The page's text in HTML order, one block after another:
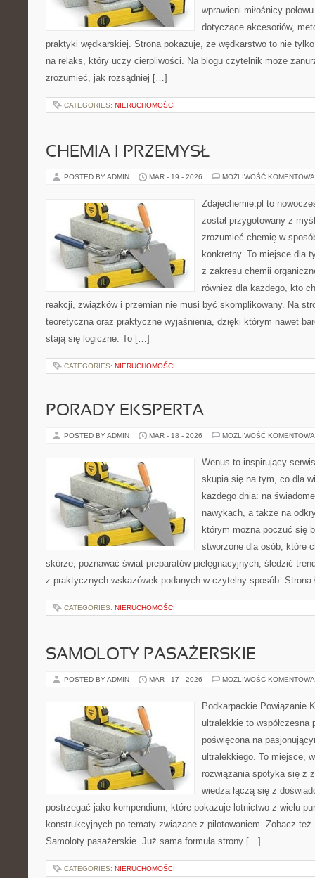
wprawieni miłośnicy
dotyczące akcesoriów,
praktyki wędkarskiej. Strona pokazuje, że wędkarstwo to nie
na relaks, który uczy cierpliwości. Na blogu czytelnik może
zrozumieć, jak rozsądniej […]
CATEGORIES: NIERUCHOMOŚCI
CHEMIA I PRZEMYSŁ
POSTED BY ADMIN MAR - 19 - 2026 MOŻLIWOŚĆ
Zdajechemie.pl to
został przygotowany z
zrozumieć chemię w
konkretny. To miejsce dla
z zakresu chemii
również dla każdego, kto
reakcji, związków i przemian nie musi być skomplikowany. Na
teoretyczna oraz praktyczne wyjaśnienia, dzięki którym nawet
stają się logiczne. To […]
CATEGORIES: NIERUCHOMOŚCI
PORADY EKSPERTA
POSTED BY ADMIN MAR - 18 - 2026 MOŻLIWOŚĆ
Wenus to inspirujący
skupia się na tym, co dla
każdego dnia: na
nawykach, a także na
którym można poczuć się
stworzone dla osób, które
skórze, poznawać świat preparatów pielęgnacyjnych, śledzić
z praktycznych wskazówek podanych w czytelny sposób.
CATEGORIES: NIERUCHOMOŚCI
SAMOLOTY PASAŻERSKIE
POSTED BY ADMIN MAR - 17 - 2026 MOŻLIWOŚĆ
Podkarpackie Powiązanie
ultralekkie to
poświęcona na
ultralekkiego. To miejsce,
rozwiązania spotyka się z
wiedza łączą się z
postrzegać jako kompendium, które pokazuje lotnictwo z wielu
konstrukcyjnych po tematy związane z pilotowaniem. Zobacz
Samoloty pasażerskie. Już sama formuła strony […]
CATEGORIES: NIERUCHOMOŚCI